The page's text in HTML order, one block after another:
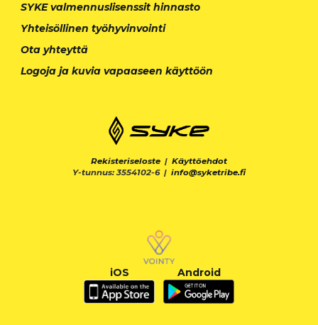
SYKE valmennuslisenssit hinnasto
Yhteisöllinen työhyvinvointi
Ota yhteyttä
Logoja ja kuvia vapaaseen käyttöön
Rekisteriseloste | Käyttöehdot
Y-tunnus: 3554102-6 | info@syketribe.fi
iOS Android